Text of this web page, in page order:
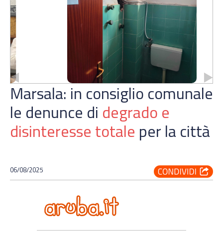
Marsala: in consiglio comunale
le denunce di degrado e
disinteresse totale per la città
06/08/2025